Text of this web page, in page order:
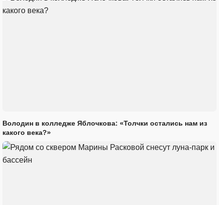
Володин в колледже Яблочкова: «Толчки остались нам из
какого века?»